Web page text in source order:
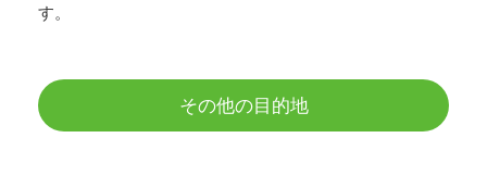
す。
その他の目的地